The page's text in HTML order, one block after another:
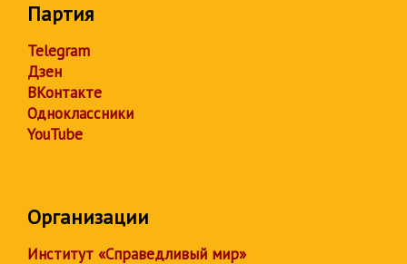
Партия
Telegram
Дзен
ВКонтакте
Одноклассники
YouTube
Организации
Институт «Справедливый мир»